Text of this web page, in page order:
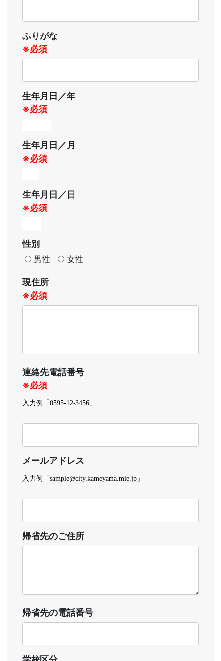
ふりがな
※必須
生年月日／年
※必須
生年月日／月
※必須
生年月日／日
※必須
性別
男性 女性
現住所
※必須
連絡先電話番号
※必須
入力例「0595-12-3456」
メールアドレス
入力例「sample@city.kameyama.mie.jp」
帰省先のご住所
帰省先の電話番号